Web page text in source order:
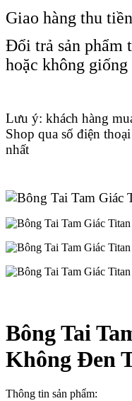
Giao hàng thu
Đổi trả sản phẩm
hoặc không giống
Lưu ý: khách hàng
Shop qua số điện
nhất
Bông Tai
Không Đen
Thông tin sản phẩm: